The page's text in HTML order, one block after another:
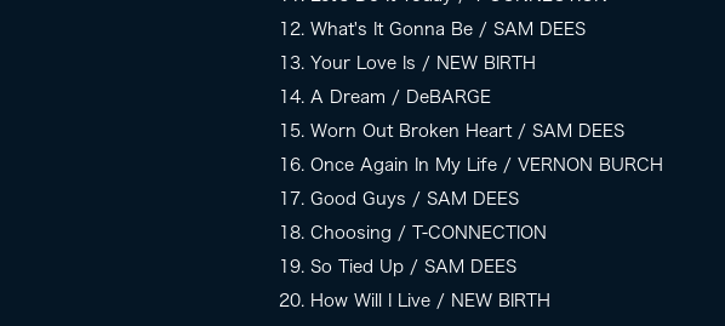
12. What's It Gonna Be / SAM DEES
13. Your Love Is / NEW BIRTH
14. A Dream / DeBARGE
15. Worn Out Broken Heart / SAM DEES
16. Once Again In My Life / VERNON BURCH
17. Good Guys / SAM DEES
18. Choosing / T-CONNECTION
19. So Tied Up / SAM DEES
20. How Will I Live / NEW BIRTH